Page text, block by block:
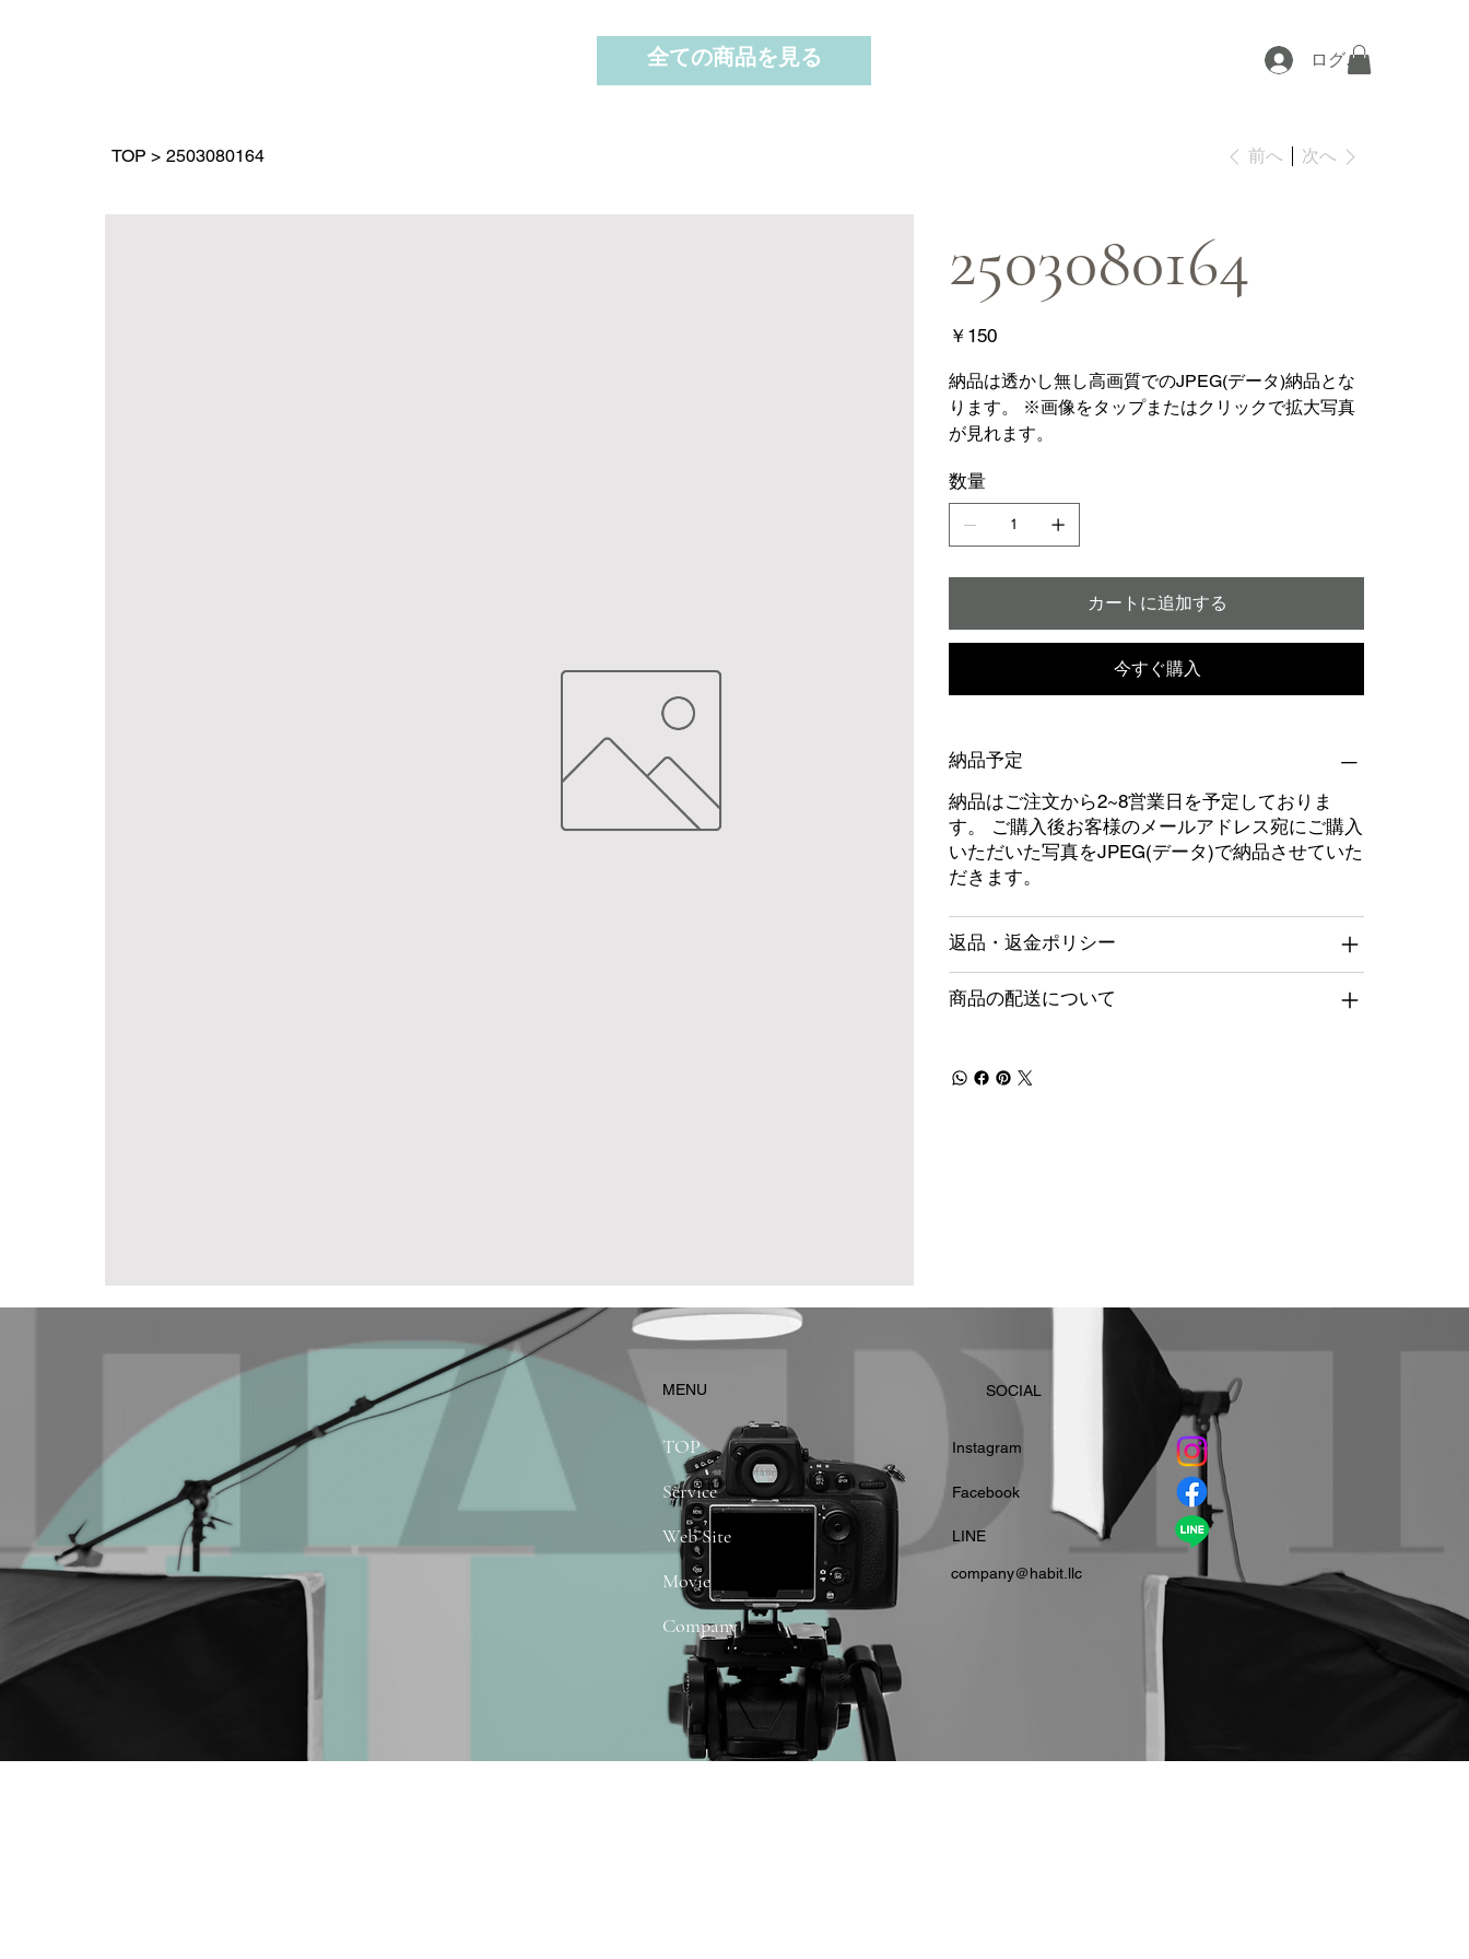
ログイン
全ての商品を見る
TOP > 2503080164 前へ 次へ
2503080164
価
格
￥150
納品は透かし無し高画質でのJPEG(データ)納品とな
ります。 ※画像をタップまたはクリックで拡大写真
が見れます。
数量
カートに追加する
今すぐ購入
納品予定
納品はご注文から2~8営業日を予定しておりま
す。 ご購入後お客様のメールアドレス宛にご購入
いただいた写真をJPEG(データ)で納品させていた
だきます。
返品・返金ポリシー
商品の配送について
​MENU
TOP
Service
Web Site
Movie
Company
​SOCIAL
Instagram
​Facebook
​LINE
company＠habit.llc